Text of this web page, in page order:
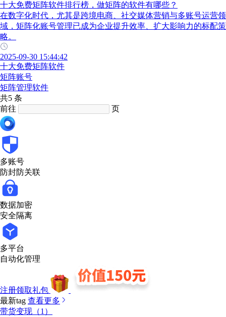
十大免费矩阵软件排行榜，做矩阵的软件有哪些？
在数字化时代，尤其是跨境电商、社交媒体营销与多账号运营领
域，矩阵化账号管理已成为企业提升效率、扩大影响力的标配策
略。
2025-09-30 15:44:42
十大免费矩阵软件
矩阵账号
矩阵管理软件
共5 条
前往
页
多账号
防封防关联
数据加密
安全隔离
多平台
自动化管理
注册领取礼包
最新tag 查看更多
带货变现（1）